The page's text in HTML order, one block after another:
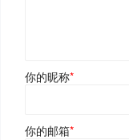
你的昵称*
你的邮箱*